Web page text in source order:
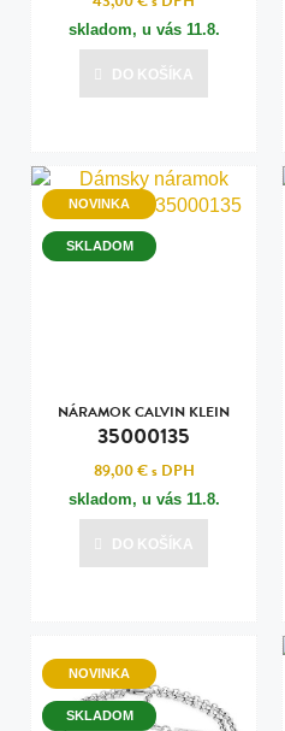
skladom, u vás 11.8.
DO KOŠÍKA
NOVINKA
SKLADOM
NÁRAMOK CALVIN KLEIN
35000135
89,00 €s DPH
skladom, u vás 11.8.
DO KOŠÍKA
NOVINKA
SKLADOM